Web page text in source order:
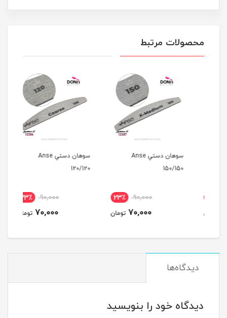
محصولات مرتبط
سوهان دستي Anse
150/150
90,000 23٪
70,000 تومان
سوهان دستي Anse
120/120
90,000 23٪
70,000 تومان
دیدگاه‌ها
دیدگاه خود را بنویسید